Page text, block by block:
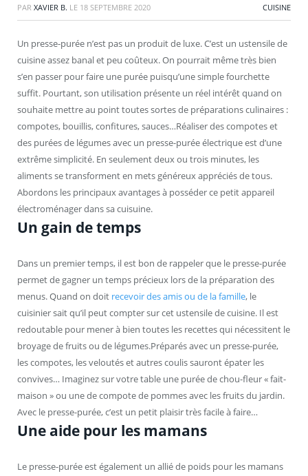
PAR XAVIER B. LE 18 SEPTEMBRE 2020 CUISINE
Un presse-purée n’est pas un produit de luxe. C’est un ustensile de
cuisine assez banal et peu coûteux. On pourrait même très bien
s’en passer pour faire une purée puisqu’une simple fourchette
suffit. Pourtant, son utilisation présente un réel intérêt quand on
souhaite mettre au point toutes sortes de préparations culinaires :
compotes, bouillis, confitures, sauces…Réaliser des compotes et
des purées de légumes avec un presse-purée électrique est d’une
extrême simplicité. En seulement deux ou trois minutes, les
aliments se transforment en mets généreux appréciés de tous.
Abordons les principaux avantages à posséder ce petit appareil
électroménager dans sa cuisuine.
Un gain de temps
Dans un premier temps, il est bon de rappeler que le presse-purée
permet de gagner un temps précieux lors de la préparation des
menus. Quand on doit recevoir des amis ou de la famille, le
cuisinier sait qu’il peut compter sur cet ustensile de cuisine. Il est
redoutable pour mener à bien toutes les recettes qui nécessitent le
broyage de fruits ou de légumes.Préparés avec un presse-purée,
les compotes, les veloutés et autres coulis sauront épater les
convives… Imaginez sur votre table une purée de chou-fleur « fait-
maison » ou une de compote de pommes avec les fruits du jardin.
Avec le presse-purée, c’est un petit plaisir très facile à faire…
Une aide pour les mamans
Le presse-purée est également un allié de poids pour les mamans